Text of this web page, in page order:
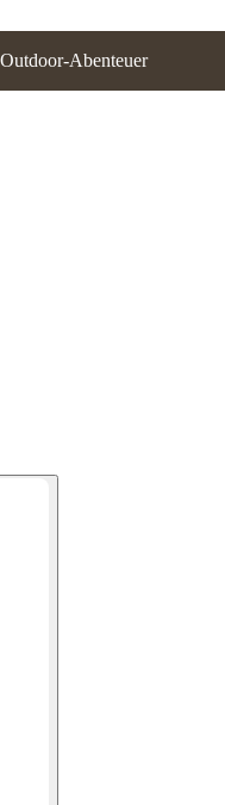
Abenteuer